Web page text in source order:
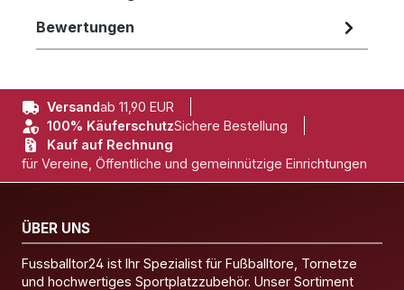
Bewertungen
Versandab 11,90 EUR
100% KäuferschutzSichere Bestellung
Kauf auf Rechnung
für Vereine, Öffentliche und gemeinnützige Einrichtungen
ÜBER UNS
Fussballtor24 ist Ihr Spezialist für Fußballtore, Tornetze
und hochwertiges Sportplatzzubehör. Unser Sortiment